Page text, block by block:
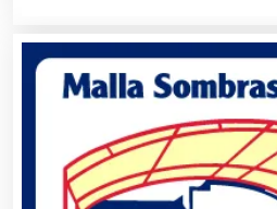
Artículos Importados
Artículos para el Hogar